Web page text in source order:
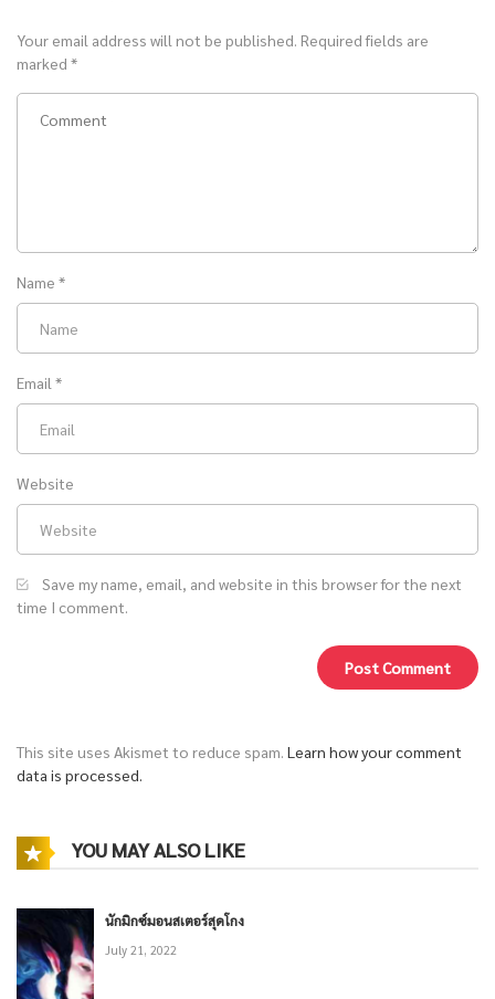
Your email address will not be published. Required fields are
marked *
Name *
Email *
Website
Save my name, email, and website in this browser for the next
time I comment.
This site uses Akismet to reduce spam. Learn how your comment
data is processed.
YOU MAY ALSO LIKE
นักมิกซ์มอนสเตอร์สุดโกง
July 21, 2022